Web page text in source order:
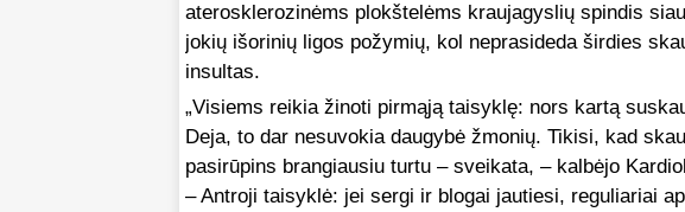
aterosklerozinėms plokštelėms kraujagyslių spindis
jokių išorinių ligos požymių, kol neprasideda širdies
insultas.
„Visiems reikia žinoti pirmąją taisyklę: nors kartą
Deja, to dar nesuvokia daugybė žmonių. Tikisi, kad
pasirūpins brangiausiu turtu – sveikata, – kalbėjo
– Antroji taisyklė: jei sergi ir blogai jautiesi, reguliariai